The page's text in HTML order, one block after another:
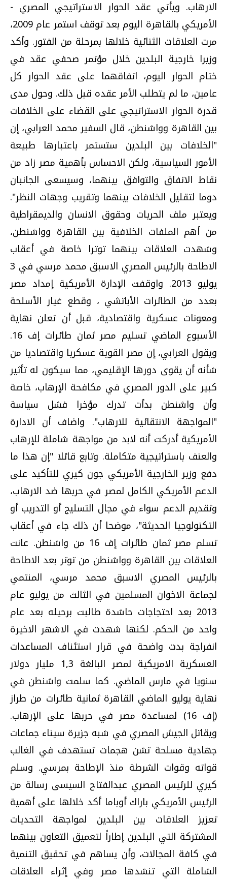
الارهاب. ويأتي عقد الحوار الاستراتيجي المصري -
الأمريكي بالقاهرة اليوم بعد توقف استمر عام 2009،
مرت العلاقات الثنائية خلالها بمرحلة من الفتور. وأكد
وزيرا خارجية البلدين خلال مؤتمر صحفي عقد في
ختام الحوار اليوم، اتفاقهما على عقد الحوار كل
عامين، ما لم يتطلب الأمر عقده قبل ذلك. وحول مدى
قدرة الحوار الاستراتيجي على القضاء على الخلافات
بين القاهرة وواشنطن، قال السفير محمد العرابي، إن
"الخلافات بين البلدين ستستمر باعتبارها طبيعة
الأمور السياسية، ولكن الاحساس بأهمية مصر زاد من
نقاط الاتفاق والتوافق بينهما، وسيسعى الجانبان
دوما لتقليل الخلافات بينهما وتقريب وجهات النظر".
ويعتبر ملف الحريات وحقوق الانسان والديمقراطية
من أهم الملفات الخلافية بين القاهرة وواشنطن،
وشهدت العلاقات بينهما توترا خاصة في أعقاب
الاطاحة بالرئيس المصري الاسبق محمد مرسي في 3
يوليو 2013. واوقفت الإدارة الأمريكية إمداد مصر
بعدد من الطائرات الأباتشي ، وقطع غيار الأسلحة
ومعونات عسكرية واقتصادية، قبل أن تعلن نهاية
الأسبوع الماضي تسليم مصر ثمان طائرات إف 16.
ويقول العرابي، إن مصر القوية عسكريا واقتصاديا من
شأنه أن يقوى دورها الإقليمي، مما سيكون له تأثير
كبير على الدور المصري في مكافحة الإرهاب، خاصة
وأن واشنطن بدأت تدرك مؤخرا فشل سياسة
"المواجهة الانتقائية للارهاب". واضاف أن الادارة
الأمريكية أدركت أنه لابد من مواجهة شاملة للإرهاب
والعنف باستراتيجية متكاملة. وتابع قائلا "إن هذا ما
دفع وزير الخارجية الأمريكي جون كيري للتأكيد على
الدعم الأمريكي الكامل لمصر في حربها ضد الارهاب،
وتقديم الدعم سواء في مجال التسليج أو التدريب أو
التكنولوجيا الحديثة"، موضحا أن ذلك جاء في أعقاب
تسلم مصر ثمان طائرات إف 16 من واشنطن. عانت
العلاقات بين القاهرة وواشنطن من توتر بعد الاطاحة
بالرئيس المصري الاسبق محمد مرسي، المنتمي
لجماعة الاخوان المسلمين في الثالث من يوليو عام
2013 بعد احتجاجات حاشدة طالبت برحيله بعد عام
واحد من الحكم. لكنها شهدت في الاشهر الاخيرة
انفراجة بدت واضحة في قرار استئناف المساعدات
العسكرية الامريكية لمصر البالغة 1,3 مليار دولار
سنويا في مارس الماضي. كما سلمت واشنطن في
نهاية يوليو الماضي القاهرة ثمانية طائرات من طراز
(إف 16) لمساعدة مصر في حربها على الإرهاب.
ويقاتل الجيش المصري في شبه جزيرة سيناء جماعات
جهادية مسلحة تشن هجمات تستهدف في الغالب
قواته وقوات الشرطة منذ الإطاحة بمرسي. وسلم
كيري للرئيس المصري عبدالفتاح السيسى رسالة من
الرئيس الأمريكي باراك أوباما أكد خلالها على أهمية
تعزيز العلاقات بين البلدين لمواجهة التحديات
المشتركة التي البلدين إطاراً لتعميق التعاون بينهما
في كافة المجالات، وأن يساهم في تحقيق التنمية
الشاملة التي تنشدها مصر وفي إثراء العلاقات